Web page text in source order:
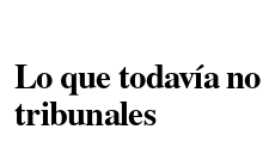
Lo que todavía
tribunales